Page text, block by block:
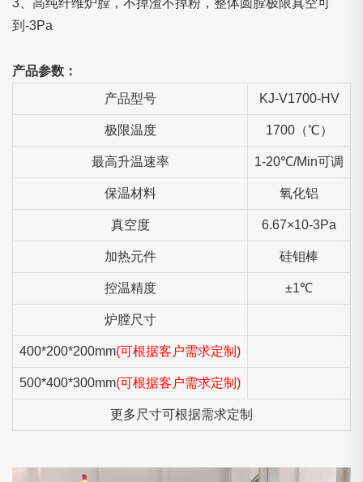
3、高纯纤维炉膛，不掉渣不掉粉，整体圆膛极限真空可
到-3Pa
产品参数：
产品型号
KJ-V1700-HV
极限温度 1700（℃）
最高升温速率 1-20℃/Min可调
保温材料 氧化铝
真空度 6.67×10-3Pa
加热元件 硅钼棒
控温精度 ±1℃
炉膛尺寸
400*200*200mm(可根据客户需求定制)
500*400*300mm(可根据客户需求定制)
更多尺寸可根据需求定制